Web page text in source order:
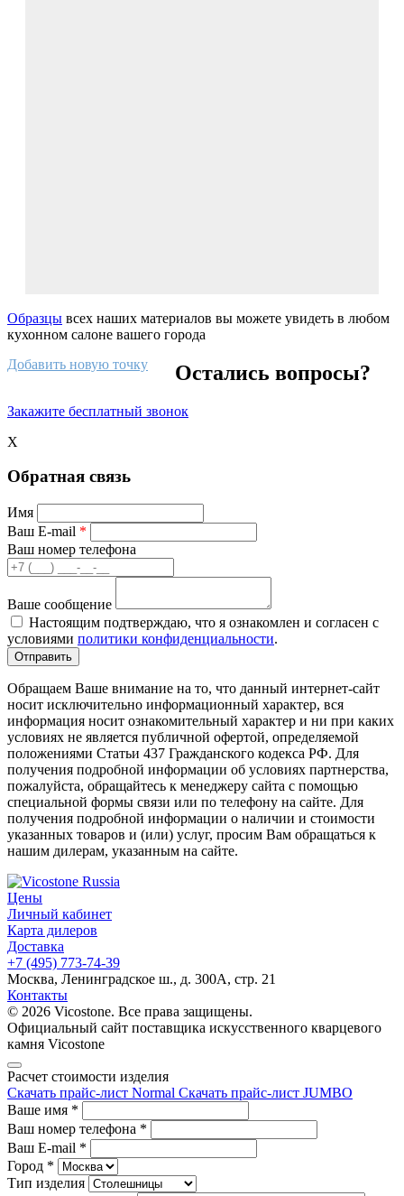
Образцы всех наших материалов вы можете увидеть в любом
кухонном салоне вашего города
Добавить новую точку
Остались вопросы?
Закажите бесплатный звонок
X
Обратная связь
Имя
Ваш E-mail *
Ваш номер телефона
Ваше сообщение
Настоящим подтверждаю, что я ознакомлен и согласен с
условиями политики конфиденциальности.
Обращаем Ваше внимание на то, что данный интернет-сайт
носит исключительно информационный характер, вся
информация носит ознакомительный характер и ни при каких
условиях не является публичной офертой, определяемой
положениями Статьи 437 Гражданского кодекса РФ. Для
получения подробной информации об условиях партнерства,
пожалуйста, обращайтесь к менеджеру сайта с помощью
специальной формы связи или по телефону на сайте. Для
получения подробной информации о наличии и стоимости
указанных товаров и (или) услуг, просим Вам обращаться к
нашим дилерам, указанным на сайте.
Цены
Личный кабинет
Карта дилеров
Доставка
+7 (495) 773-74-39
Москва, Ленинградское ш., д. 300А, стр. 21
Контакты
© 2026 Vicostone. Все права защищены.
Официальный сайт поставщика искусственного кварцевого
камня Vicostone
Расчет стоимости изделия
Скачать прайс-лист Normal Скачать прайс-лист JUMBO
Ваше имя *
Ваш номер телефона *
Ваш E-mail *
Город *
Тип изделия